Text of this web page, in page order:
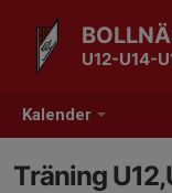
Kalender
U12-U14-
Träning